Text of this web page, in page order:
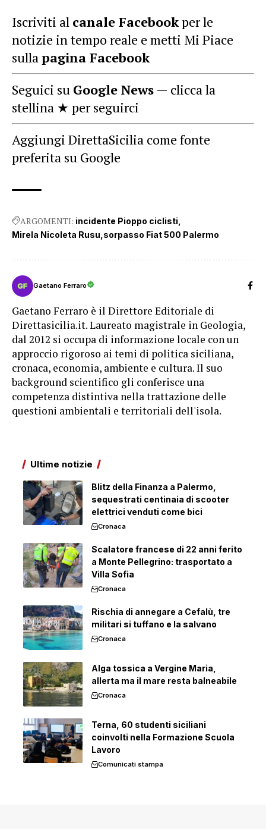
Iscriviti al canale Facebookper le
notizie in tempo reale e metti Mi Piace
sullapagina Facebook
Seguici su Google News — clicca la
stellina ★ per seguirci
Aggiungi DirettaSicilia come fonte
preferita su Google
ARGOMENTI: incidente Pioppo ciclisti
Mirela Nicoleta Rusu sorpasso Fiat 500 Palermo
Gaetano Ferraro
Gaetano Ferraro è il Direttore Editoriale di
Direttasicilia.it. Laureato magistrale in Geologia,
dal 2012 si occupa di informazione locale con un
approccio rigoroso ai temi di politica siciliana,
cronaca, economia, ambiente e cultura. Il suo
background scientifico gli conferisce una
competenza distintiva nella trattazione delle
questioni ambientali e territoriali dell'isola.
Ultime notizie
Blitz della Finanza a Palermo,
sequestrati centinaia di scooter
elettrici venduti come bici
Cronaca
Scalatore francese di 22 anni ferito
a Monte Pellegrino: trasportato a
Villa Sofia
Cronaca
Rischia di annegare a Cefalù, tre
militari si tuffano e la salvano
Cronaca
Alga tossica a Vergine Maria,
allerta ma il mare resta balneabile
Cronaca
Terna, 60 studenti siciliani
coinvolti nella Formazione Scuola
Lavoro
Comunicati stampa